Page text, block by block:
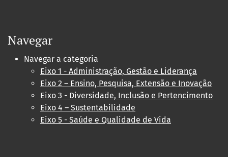
Navegar
Navegar a categoria
Eixo 1 - Administração, Gestão e Liderança
Eixo 2 – Ensino, Pesquisa, Extensão e Inovação
Eixo 3 - Diversidade, Inclusão e Pertencimento
Eixo 4 – Sustentabilidade
Eixo 5 - Saúde e Qualidade de Vida